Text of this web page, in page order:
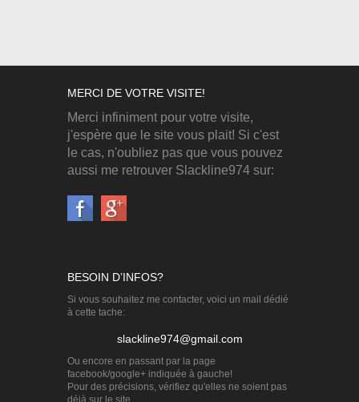
MERCI DE VOTRE VISITE!
Merci infiniment pour votre visite,
j'espère que le site vous plait! Si c'est
le cas, n'oubliez pas que vous pouvez
aussi me retrouver Slackline974 sur:
BESOIN D’INFOS?
Si vous souhaitez me contacter, voici un mail dédié
à cette tache:
slackline974@gmail.com
Ou encore en passant par la page
facebook/google+ indiquée à gauche!
Pour des précisions, vérifiez qu'elles ne soient pas
déjà sur le site.